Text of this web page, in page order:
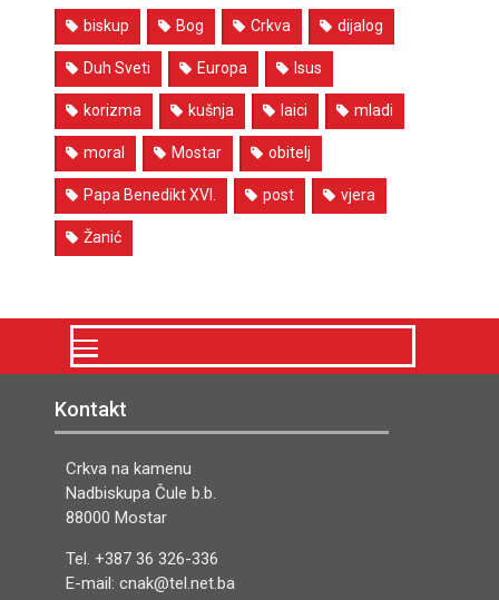
biskup Bog Crkva dijalog
Duh Sveti Europa Isus
korizma kušnja laici mladi
moral Mostar obitelj
Papa Benedikt XVI. post vjera
Žanić
Kontakt
Crkva na kamenu
Nadbiskupa Čule b.b.
88000 Mostar
Tel. +387 36 326-336
E-mail: cnak@tel.net.ba